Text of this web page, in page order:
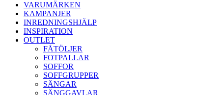
VARUMÄRKEN
KAMPANJER
INREDNINGSHJÄLP
INSPIRATION
OUTLET
FÅTÖLJER
FOTPALLAR
SOFFOR
SOFFGRUPPER
SÄNGAR
SÄNGGAVLAR